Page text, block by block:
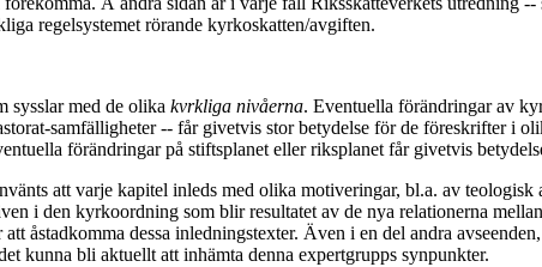
regelsystemet rörande kyrkoskatten/avgiften.
sysslar med de olika kvrkliga nivåerna. Eventuella förändringar av
samfälligheter -- får givetvis stor betydelse för de föreskrifter i
förändringar på stiftsplanet eller riksplanet får givetvis
att varje kapitel inleds med olika motiveringar, bl.a. av teologisk
i den kyrkoordning som blir resultatet av de nya relationerna
åstadkomma dessa inledningstexter. Även i en del andra
kunna bli aktuellt att inhämta denna expertgrupps synpunkter.